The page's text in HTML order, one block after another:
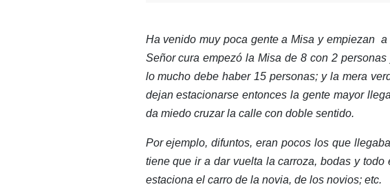
Ha venido muy poca gente a Misa y empiezan
Señor cura empezó la Misa de 8 con 2
lo mucho debe haber 15 personas; y la mera
dejan estacionarse entonces la gente mayor
da miedo cruzar la calle con doble sentido.
Por ejemplo, difuntos, eran pocos los que
tiene que ir a dar vuelta la carroza, bodas y
estaciona el carro de la novia, de los novios; etc.